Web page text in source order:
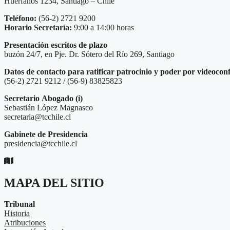
Teléfono: (56-2) 2721 9200
Horario Secretaría: 9:00 a 14:00 horas
Presentación escritos de plazo
buzón 24/7, en Pje. Dr. Sótero del Río 269, Santiago
Datos de contacto para ratificar patrocinio y poder por
(56-2) 2721 9212 / (56-9) 83825823
Secretario Abogado (i)
Sebastián López Magnasco
secretaria@tcchile.cl
Gabinete de Presidencia
presidencia@tcchile.cl
MAPA DEL SITIO
Tribunal
Historia
Atribuciones